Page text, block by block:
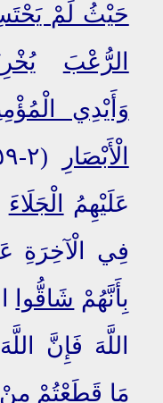
حَيْثُ لَمْ
الرُّعْبَ
وَأَيْدِي
الْأَبْصَارِ
عَلَيْهِمُ
الْجَلَاءَ
بِأَنَّهُمْ شَاقُّوا
مَا قَطَعْتُمْ مِنْ